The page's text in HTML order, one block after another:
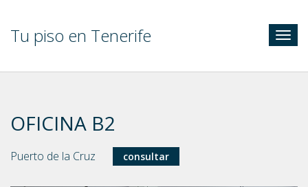
Tu piso en Tenerife
OFICINA B2
Puerto de la Cruz consultar